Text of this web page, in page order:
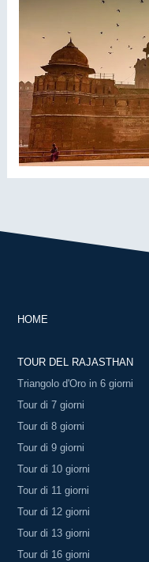
HOME
TOUR DEL RAJASTHAN
Triangolo d'Oro in 6 giorni
Tour di 7 giorni
Tour di 8 giorni
Tour di 9 giorni
Tour di 10 giorni
Tour di 11 giorni
Tour di 12 giorni
Tour di 13 giorni
Tour di 16 giorni